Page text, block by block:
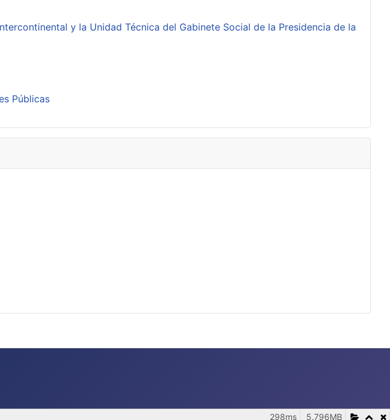
y la Unidad Técnica del Gabinete Social de la Presidencia de la
Públicas
5.796MB
298ms